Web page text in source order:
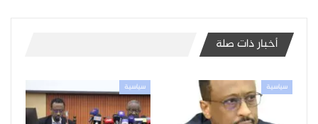
أخبار ذات صلة
سياسية سياسية